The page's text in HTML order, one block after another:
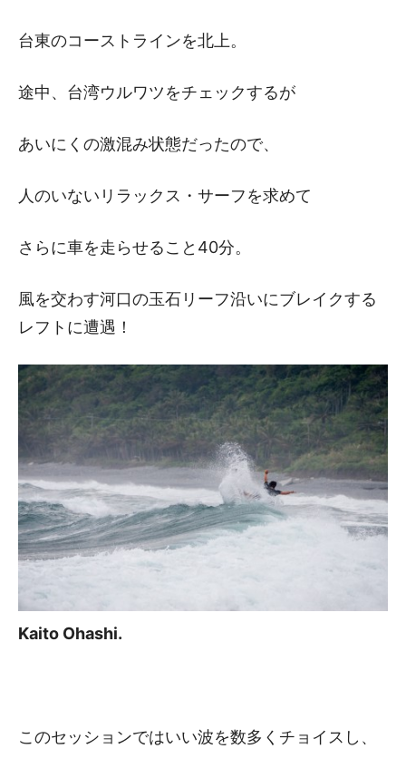
台東のコーストラインを北上。
途中、台湾ウルワツをチェックするが
あいにくの激混み状態だったので、
人のいないリラックス・サーフを求めて
さらに車を走らせること40分。
風を交わす河口の玉石リーフ沿いにブレイクする
レフトに遭遇！
Kaito Ohashi.
このセッションではいい波を数多くチョイスし、